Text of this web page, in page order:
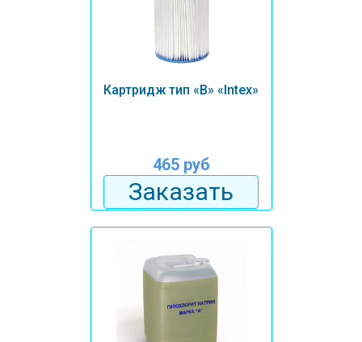
Картридж тип «B» «Intex»
465 руб
Заказать